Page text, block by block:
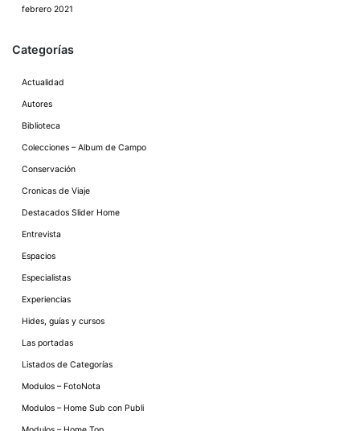
febrero 2021
Categorías
Actualidad
Autores
Biblioteca
Colecciones – Album de Campo
Conservación
Cronicas de Viaje
Destacados Slider Home
Entrevista
Espacios
Especialistas
Experiencias
Hides, guías y cursos
Las portadas
Listados de Categorías
Modulos – FotoNota
Modulos – Home Sub con Publi